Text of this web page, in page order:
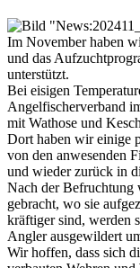
Im November haben
und das
unterstützt.
Bei eisigen
Angelfischerverband
mit Wathose und
Dort haben wir einige
von den anwesenden
und wieder zurück in
Nach der Befruchtung
gebracht, wo sie
kräftiger sind, werden
Angler ausgewildert
Wir hoffen, dass sich